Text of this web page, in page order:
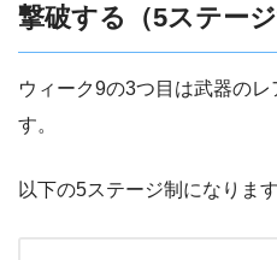
撃破する（5ステージ
ウィーク9の3つ目は武器の
す。
以下の5ステージ制になります